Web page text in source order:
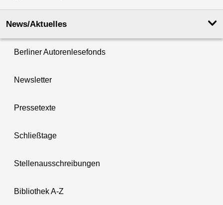
News/Aktuelles
Berliner Autorenlesefonds
Newsletter
Pressetexte
Schließtage
Stellenausschreibungen
Bibliothek A-Z